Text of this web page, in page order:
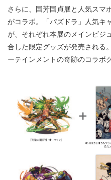
さらに、国芳国貞展と人気スマ
がコラボ。「パズドラ」人気キ
が、それぞれ本展のメインビジ
合した限定グッズが発売される
ーテインメントの奇跡のコラボ